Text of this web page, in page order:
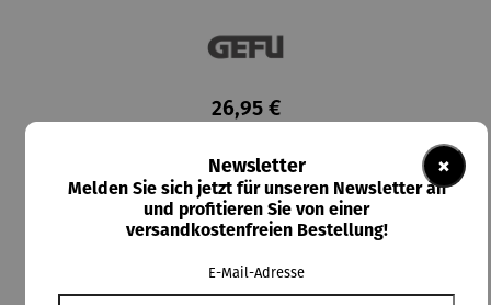
26,95 €
Lieferzeit: 2-3 Tage
×
Newsletter
Melden Sie sich jetzt für unseren Newsletter an
und profitieren Sie von einer
versandkostenfreien Bestellung!
E-Mail-Adresse